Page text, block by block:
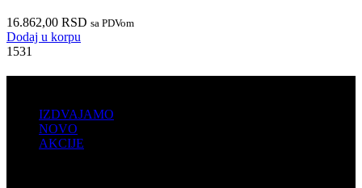
16.862,00 RSD sa PDVom
Dodaj u korpu
1531
IZDVAJAMO
NOVO
AKCIJE